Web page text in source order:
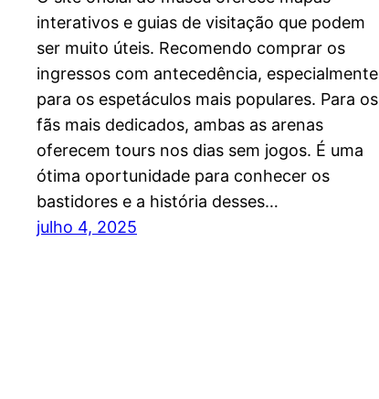
interativos e guias de visitação que podem
ser muito úteis. Recomendo comprar os
ingressos com antecedência, especialmente
para os espetáculos mais populares. Para os
fãs mais dedicados, ambas as arenas
oferecem tours nos dias sem jogos. É uma
ótima oportunidade para conhecer os
bastidores e a história desses…
julho 4, 2025